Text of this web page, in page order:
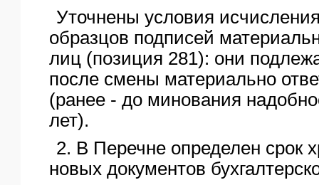
Уточнены условия
образцов подписей
лиц (позиция 281): они
после смены материально
(ранее - до минования
лет).
2. В Перечне определен срок
новых документов